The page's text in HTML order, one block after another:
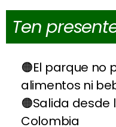
Ten
El parque no
alimentos ni
Salida desde
Colombia